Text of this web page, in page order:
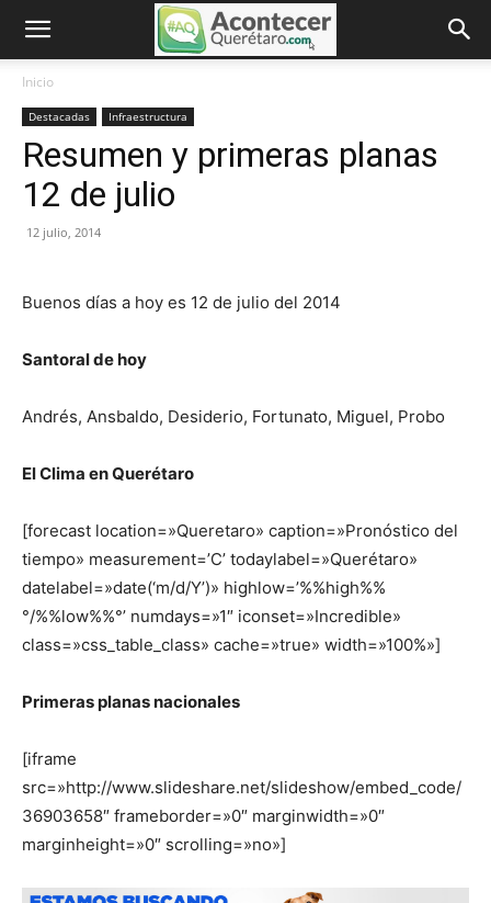
Inicio
Destacadas Infraestructura
Resumen y primeras planas
12 de julio
12 julio, 2014
Buenos días a hoy es 12 de julio del 2014
Santoral de hoy
Andrés, Ansbaldo, Desiderio, Fortunato, Miguel, Probo
El Clima en Querétaro
[forecast location=»Queretaro» caption=»Pronóstico del
tiempo» measurement=’C’ todaylabel=»Querétaro»
datelabel=»date(‘m/d/Y’)» highlow=’%%high%%
°/%%low%%°’ numdays=»1″ iconset=»Incredible»
class=»css_table_class» cache=»true» width=»100%»]
Primeras planas nacionales
[iframe
src=»http://www.slideshare.net/slideshow/embed_code/
36903658″ frameborder=»0″ marginwidth=»0″
marginheight=»0″ scrolling=»no»]